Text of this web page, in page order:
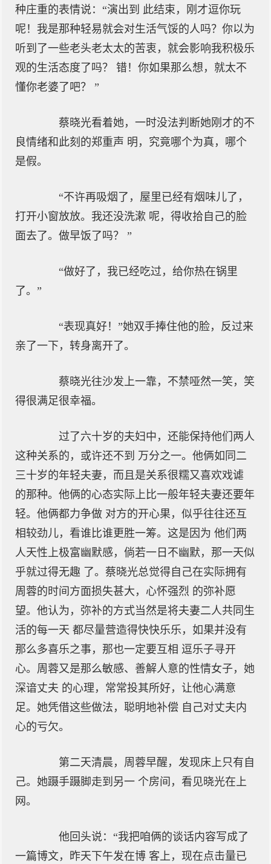
种庄重的表情说：“演出到 此结束，刚才逗你玩
呢！我是那种轻易就会对生活气馁的人吗？你以为
听到了一些老头老太太的苦衷，就会影响我积极乐
观的生活态度了吗？ 错！你如果那么想，就太不
懂你老婆了吧？ ”
蔡晓光看着她，一时没法判断她刚才的不
良情绪和此刻的郑重声 明，究竟哪个为真，哪个
是假。
“不许再吸烟了，屋里已经有烟味儿了，
打开小窗放放。我还没洗漱 呢，得收拾自己的脸
面去了。做早饭了吗？ ”
“做好了，我已经吃过，给你热在锅里
了。”
“表现真好！”她双手捧住他的脸，反过来
亲了一下，转身离开了。
蔡晓光往沙发上一靠，不禁哑然一笑，笑
得很满足很幸福。
过了六十岁的夫妇中，还能保持他们两人
这种关系的，或许还不到 万分之一。他俩如同二
三十岁的年轻夫妻，而且是关系很糯又喜欢戏谑
的那种。他俩的心态实际上比一般年轻夫妻还要年
轻。他俩都力争做 对方的开心果，似乎往往还互
相较劲儿，看谁比谁更胜一筹。这是因为 他们两
人天性上极富幽默感，倘若一日不幽默，那一天似
乎就过得无趣 了。蔡晓光总觉得自己在实际拥有
周蓉的时间方面损失甚大，心怀强烈 的弥补愿
望。他认为，弥补的方式当然是将夫妻二人共同生
活的每一天 都尽量营造得快快乐乐，如果并没有
那么多喜乐之事，那也一定要互相 逗乐子寻开
心。周蓉又是那么敏感、善解人意的性情女子，她
深谙丈夫 的心理，常常投其所好，让他心满意
足。她凭借这些做法，聪明地补偿 自己对丈夫内
心的亏欠。
第二天清晨，周蓉早醒，发现床上只有自
己。她蹑手蹑脚走到另一 个房间，看见晓光在上
网。
他回头说：“我把咱俩的谈话内容写成了
一篇博文，昨天下午发在博 客上，现在点击量已